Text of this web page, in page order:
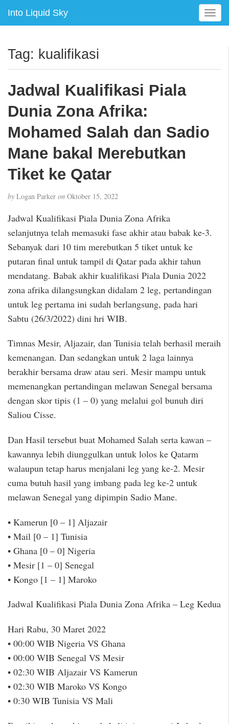
Into Liquid Sky
T
o
e
Tag: kualifikasi
Jadwal Kualifikasi Piala
Dunia Zona Afrika:
Mohamed Salah dan Sadio
Mane bakal Merebutkan
Tiket ke Qatar
by Logan Parker on Oktober 15, 2022
Jadwal Kualifikasi Piala Dunia Zona Afrika
selanjutnya telah memasuki fase akhir atau babak ke-3.
Sebanyak dari 10 tim merebutkan 5 tiket untuk ke
putaran final untuk tampil di Qatar pada akhir tahun
mendatang. Babak akhir kualifikasi Piala Dunia 2022
zona afrika dilangsungkan didalam 2 leg, pertandingan
untuk leg pertama ini sudah berlangsung, pada hari
Sabtu (26/3/2022) dini hri WIB.
Timnas Mesir, Aljazair, dan Tunisia telah berhasil meraih
kemenangan. Dan sedangkan untuk 2 laga lainnya
berakhir bersama draw atau seri. Mesir mampu untuk
memenangkan pertandingan melawan Senegal bersama
dengan skor tipis (1 – 0) yang melalui gol bunuh diri
Saliou Cisse.
Dan Hasil tersebut buat Mohamed Salah serta kawan –
kawannya lebih diunggulkan untuk lolos ke Qatarm
walaupun tetap harus menjalani leg yang ke-2. Mesir
cuma butuh hasil yang imbang pada leg ke-2 untuk
melawan Senegal yang dipimpin Sadio Mane.
• Kamerun [0 – 1] Aljazair
• Mail [0 – 1] Tunisia
• Ghana [0 – 0] Nigeria
• Mesir [1 – 0] Senegal
• Kongo [1 – 1] Maroko
Jadwal Kualifikasi Piala Dunia Zona Afrika – Leg Kedua
Hari Rabu, 30 Maret 2022
• 00:00 WIB Nigeria VS Ghana
• 00:00 WIB Senegal VS Mesir
• 02:30 WIB Aljazair VS Kamerun
• 02:30 WIB Maroko VS Kongo
• 0:30 WIB Tunisia VS Mali